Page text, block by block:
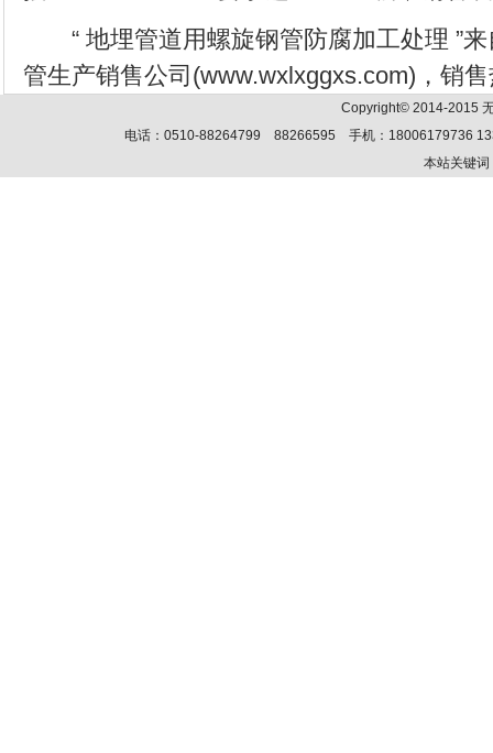
“ 地埋管道用螺旋钢管防腐加工处理 ”来
管生产销售公司(www.wxlxggxs.com)，销
Copyright© 2014-2015
电话：0510-88264799 88266595 手机：18006179736
本站关键词